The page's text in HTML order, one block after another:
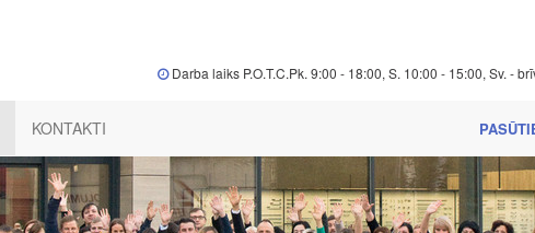
Darba laiks P.O.T.C.Pk. 9:00 - 18:00, S. 10:00 - 15:00, Sv. -
KONTAKTI